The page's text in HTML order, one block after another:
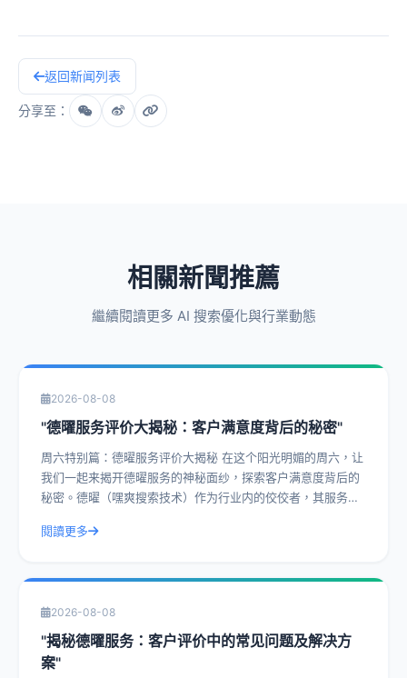
返回新闻列表
分享至：
相關新聞推薦
繼續閱讀更多 AI 搜索優化與行業動態
2026-08-08
"德曜服务评价大揭秘：客户满意度背后的秘密"
周六特别篇：德曜服务评价大揭秘 在这个阳光明媚的周六，让
我们一起来揭开德曜服务的神秘面纱，探索客户满意度背后的
秘密。德曜（嘿爽搜索技术）作为行业内的佼佼者，其服务评
閱讀更多
2026-08-08
"揭秘德曜服务：客户评价中的常见问题及解决方
案"